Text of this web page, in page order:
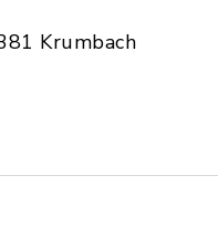
Krumbach